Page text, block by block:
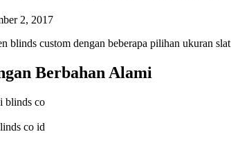
2, 2017
blinds custom dengan beberapa pilihan ukuran slat
Berbahan Alami
co id